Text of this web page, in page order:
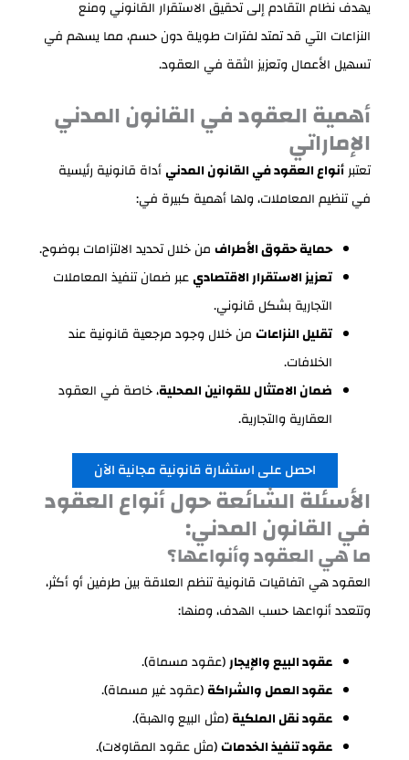
يهدف نظام التقادم إلى تحقيق الاستقرار القانوني ومنع
النزاعات التي قد تمتد لفترات طويلة دون حسم، مما يسهم في
تسهيل الأعمال وتعزيز الثقة في العقود.
أهمية العقود في القانون المدني
الإماراتي
تعتبرأنواع العقود في القانون المدنيأداة قانونية رئيسية
في تنظيم المعاملات، ولها أهمية كبيرة في:
حماية حقوق الأطرافمن خلال تحديد الالتزامات بوضوح.
تعزيز الاستقرار الاقتصاديعبر ضمان تنفيذ المعاملات
التجارية بشكل قانوني.
تقليل النزاعاتمن خلال وجود مرجعية قانونية عند
الخلافات.
ضمان الامتثال للقوانين المحلية، خاصة في العقود
العقارية والتجارية.
احصل على استشارة قانونية مجانية الآن
الأسئلة الشائعة حول أنواع العقود
في القانون المدني:
ما هي العقود وأنواعها؟
العقود هي اتفاقيات قانونية تنظم العلاقة بين طرفين أو أكثر،
وتتعدد أنواعها حسب الهدف، ومنها:
عقود البيع والإيجار(عقود مسماة).
عقود العمل والشراكة(عقود غير مسماة).
عقود نقل الملكية(مثل البيع والهبة).
عقود تنفيذ الخدمات(مثل عقود المقاولات).